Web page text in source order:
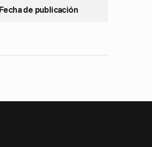
Fecha de publicación